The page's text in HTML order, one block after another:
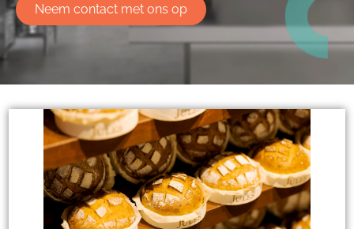
Neem contact met ons op